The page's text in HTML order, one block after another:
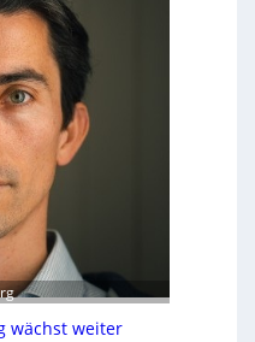
wächst weiter